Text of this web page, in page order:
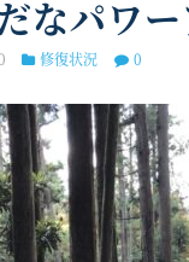
なパワ
修復状況 0